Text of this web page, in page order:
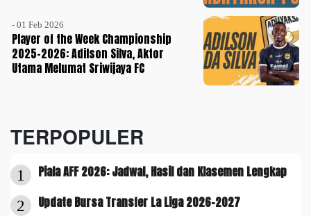
- 01 Feb 2026
Player of the Week Championship
2025-2026: Adilson Silva, Aktor
Utama Melumat Sriwijaya FC
TERPOPULER
1 Piala AFF 2026: Jadwal, Hasil dan Klasemen Lengkap
2 Update Bursa Transfer La Liga 2026-2027